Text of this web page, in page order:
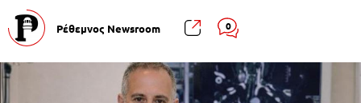
Ρέθεμνος Newsroom 0